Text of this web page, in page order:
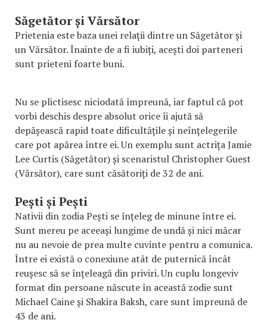
Săgetător și Vărsător
Prietenia este baza unei relații dintre un Săgetător și
un Vărsător. Înainte de a fi iubiți, acești doi parteneri
sunt prieteni foarte buni.
Nu se plictisesc niciodată împreună, iar faptul că pot
vorbi deschis despre absolut orice îi ajută să
depășească rapid toate dificultățile și neînțelegerile
care pot apărea între ei. Un exemplu sunt actrița Jamie
Lee Curtis (Săgetător) și scenaristul Christopher Guest
(Vărsător), care sunt căsătoriți de 32 de ani.
Pești și Pești
Nativii din zodia Pești se înțeleg de minune între ei.
Sunt mereu pe aceeași lungime de undă și nici măcar
nu au nevoie de prea multe cuvinte pentru a comunica.
Între ei există o conexiune atât de puternică încât
reușesc să se înțeleagă din priviri. Un cuplu longeviv
format din persoane născute în această zodie sunt
Michael Caine și Shakira Baksh, care sunt împreună de
43 de ani.